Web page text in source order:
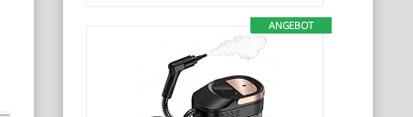
ANGEBOT